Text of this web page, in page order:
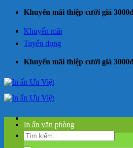
Khuyến mãi thiệp cưới giá
Khuyến mãi
Tuyển dụng
Khuyến mãi thiệp cưới giá
Tìm
kiếm:
In ấn văn phòng